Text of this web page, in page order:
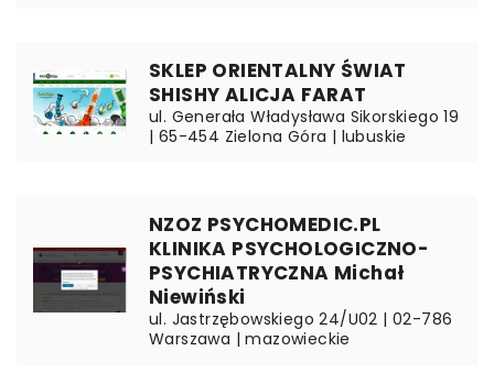
SKLEP ORIENTALNY ŚWIAT
SHISHY ALICJA FARAT
ul. Generała Władysława Sikorskiego 19
| 65-454 Zielona Góra | lubuskie
NZOZ PSYCHOMEDIC.PL
KLINIKA PSYCHOLOGICZNO-
PSYCHIATRYCZNA Michał
Niewiński
ul. Jastrzębowskiego 24/U02 | 02-786
Warszawa | mazowieckie